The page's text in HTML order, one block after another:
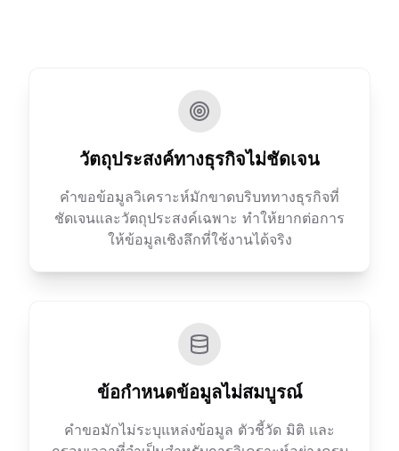
วัตถุประสงค์ทางธุรกิจไม่ชัดเจน
คำขอข้อมูลวิเคราะห์มักขาดบริบททางธุรกิจที่
ชัดเจนและวัตถุประสงค์เฉพาะ ทำให้ยากต่อการ
ให้ข้อมูลเชิงลึกที่ใช้งานได้จริง
ข้อกำหนดข้อมูลไม่สมบูรณ์
คำขอมักไม่ระบุแหล่งข้อมูล ตัวชี้วัด มิติ และ